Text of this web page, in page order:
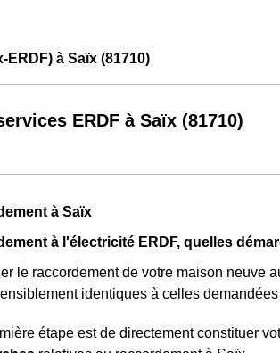
ERDF) à Saïx (81710)
ERDF à Saïx (81710)
à Saïx
à l'électricité ERDF, quelles
le raccordement de votre maison neuve
identiques à celles
étape est de directement constituer